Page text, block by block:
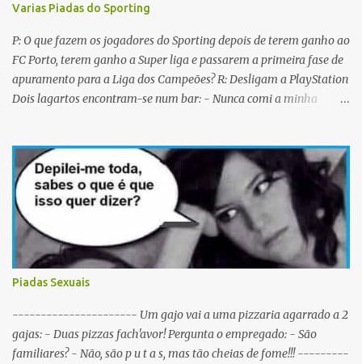
Varias Piadas do Sporting
P: O que fazem os jogadores do Sporting depois de terem ganho ao
FC Porto, terem ganho a Super liga e passarem a primeira fase de
apuramento para a Liga dos Campeões? R: Desligam a PlayStation
Dois lagartos encontram-se num bar: - Nunca comi a minha
com as caras dos jogadores do Sporting a propósito do centenário.
Porquê? Concluiram que as pessoas não sabiam em que lado
deviam cuspir! P: Que nome se dá a um Sportinguista com apenas
metade do cérebro? R: Sobredotado. P: Porque razão não houve
taças de champanhe na inauguração do Estádio de Alvalade? R:
Porque as taças estavam todas nas Antas. P: Como se identifica um
Sportinguista equilibrado? R: Baba-se pelos dois lados da boca ao
Sportinguista e um porco? R: Presunto rançoso. P: Porque é que o
Sporting vai passar a ser patrocinado pela BP R: Porque a BP dá...
Piadas Sexuais
---------------------- Um gajo vai a uma pizzaria agarrado a 2
gajas: - Duas pizzas fach'avor! Pergunta o empregado: - São
familiares? - Não, são p u t a s, mas tão cheias de fome!!! ---------